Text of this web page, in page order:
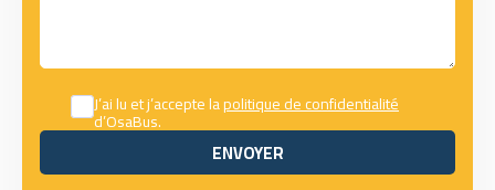
J’ai lu et j’accepte lapolitique de confidentialité
d’OsaBus.
ENVOYER
ENVOYER